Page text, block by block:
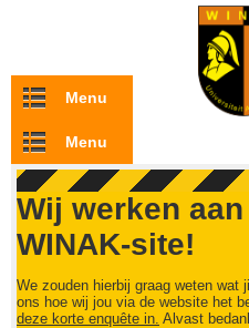
Overslaan en naar de inhoud gaan
Menu
Menu
Wij werken
WINAK-site!
We zouden hierbij graag weten wat
ons hoe wij jou via de website het
deze korte enquête in. Alvast